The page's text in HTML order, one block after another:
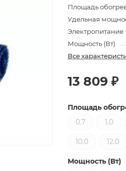
Площадь
Удельная
Электропитание
Мощность (Вт)
Все
13 809 ₽
Площадь
0.7
1.0
10.0 12.0
Мощность (Вт)